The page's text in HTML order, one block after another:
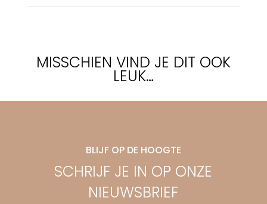
MISSCHIEN VIND JE DIT OOK
LEUK…
BLIJF OP DE HOOGTE
SCHRIJF JE IN OP ONZE
NIEUWSBRIEF